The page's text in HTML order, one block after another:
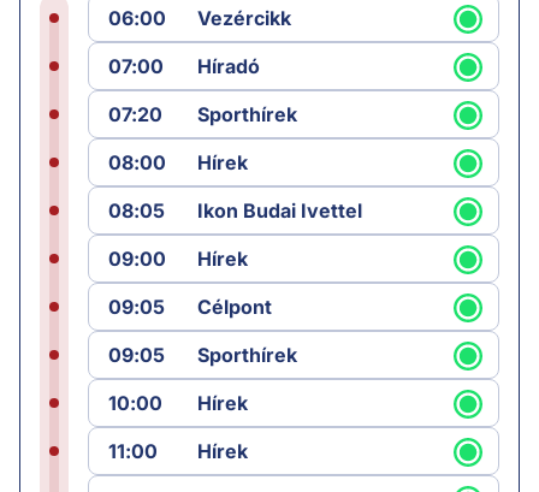
06:00
Vezércikk
07:00
Híradó
07:20
Sporthírek
08:00
Hírek
08:05
Ikon Budai Ivettel
09:00
Hírek
09:05
Célpont
09:05
Sporthírek
10:00
Hírek
11:00
Hírek